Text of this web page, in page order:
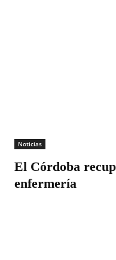
Noticias
El Córdoba
enfermería